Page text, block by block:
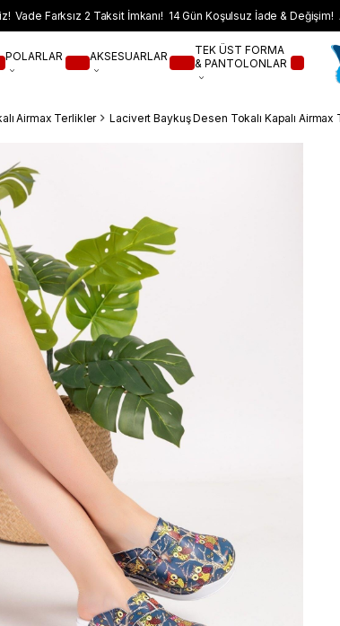
Vade Farksız 2 Taksit İmkanı! 14 Gün Koşulsuz İade & Değişim!
POLARLAR AKSESUARLAR
TEK ÜST FORMA
& PANTOLONLAR
Airmax Terlikler Lacivert Baykuş Desen Tokalı Kapalı